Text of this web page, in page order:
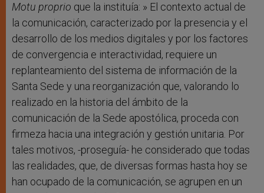
Motu proprio que la instituía: » El contexto actual de
la comunicación, caracterizado por la presencia y el
desarrollo de los medios digitales y por los factores
de convergencia e interactividad, requiere un
replanteamiento del sistema de información de la
Santa Sede y una reorganización que, valorando lo
realizado en la historia del ámbito de la
comunicación de la Sede apostólica, proceda con
firmeza hacia una integración y gestión unitaria. Por
tales motivos, -proseguía- he considerado que todas
las realidades, que, de diversas formas hasta hoy se
han ocupado de la comunicación, se agrupen en un